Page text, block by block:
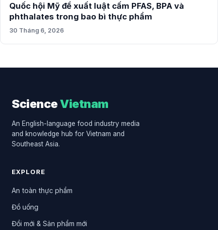
Quốc hội Mỹ đề xuất luật cấm PFAS, BPA và
phthalates trong bao bì thực phẩm
30 Tháng 6, 2026
ScienceVietnam
An English-language food industry media
and knowledge hub for Vietnam and
Southeast Asia.
EXPLORE
An toàn thực phẩm
Đồ uống
Đổi mới & Sản phẩm mới